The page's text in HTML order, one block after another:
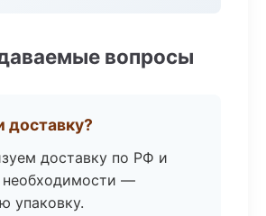
вопросы
доставку по РФ и
—
упаковку.